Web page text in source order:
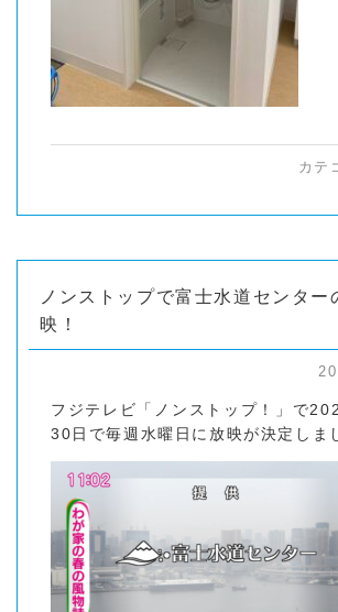
カテ
ノンストップで富士水道センタ
映！
フジテレビ「ノンストップ！」で
30日で毎週水曜日に放映が決定しま